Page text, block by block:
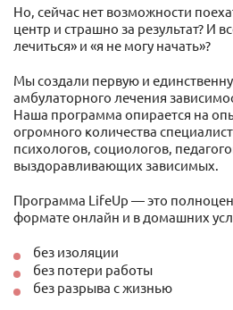
Но, сейчас нет возможности
центр и страшно за результат? И
лечиться» и «я не могу начать»?
Мы создали первую и
амбулаторного лечения
Наша программа опирается на
огромного количества
психологов, социологов,
выздоравливающих зависимых.
Программа LifeUp — это
формате онлайн и в домашних
без изоляции
без потери работы
без разрыва с жизнью